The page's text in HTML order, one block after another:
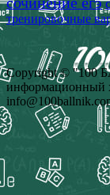
тренировочные
Copyright © "100
информационный